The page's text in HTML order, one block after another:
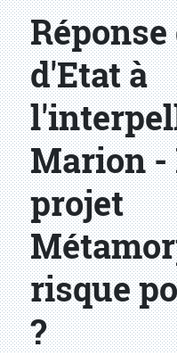
d'Etat à
Marion -
projet
risque
?